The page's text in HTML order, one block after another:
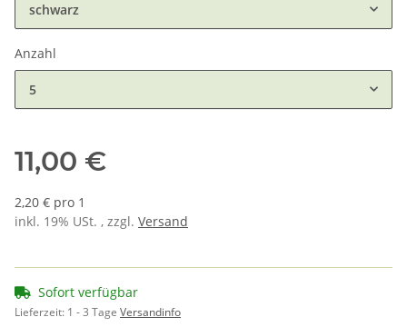
schwarz
Anzahl
5
11,00 €
2,20 € pro 1
inkl. 19% USt. , zzgl. Versand
Sofort verfügbar
Lieferzeit: 1 - 3 Tage Versandinfo